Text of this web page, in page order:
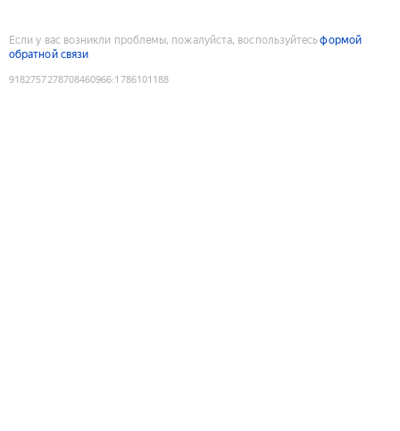
Если у вас возникли проблемы, пожалуйста, воспользуйтесьформой
обратной связи
9182757278708460966:1786101188